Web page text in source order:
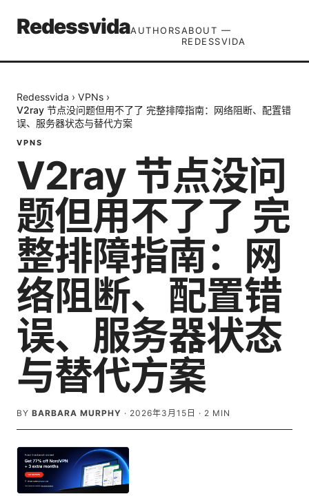
RedessvidaAUTHORSABOUT —
REDESSVIDA
Redessvida › VPNs ›
V2ray 节点没问题但用不了了 完整排障指南：网络阻断、配置错
误、服务器状态与替代方案
VPNS
V2ray 节点没问
题但用不了了 完
整排障指南：网
络阻断、配置错
误、服务器状态
与替代方案
BY BARBARA MURPHY · 2026年3月15日 · 2 MIN